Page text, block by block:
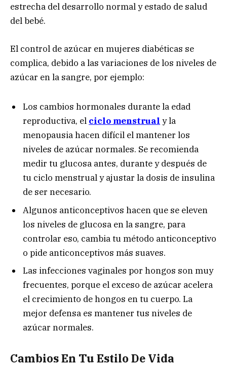
estrecha del desarrollo normal y estado de salud
del bebé.
El control de azúcar en mujeres diabéticas se
complica, debido a las variaciones de los niveles de
azúcar en la sangre, por ejemplo:
Los cambios hormonales durante la edad
reproductiva, el ciclo menstrual y la
menopausia hacen difícil el mantener los
niveles de azúcar normales. Se recomienda
medir tu glucosa antes, durante y después de
tu ciclo menstrual y ajustar la dosis de insulina
de ser necesario.
Algunos anticonceptivos hacen que se eleven
los niveles de glucosa en la sangre, para
controlar eso, cambia tu método anticonceptivo
o pide anticonceptivos más suaves.
Las infecciones vaginales por hongos son muy
frecuentes, porque el exceso de azúcar acelera
el crecimiento de hongos en tu cuerpo. La
mejor defensa es mantener tus niveles de
azúcar normales.
Cambios En Tu Estilo De Vida